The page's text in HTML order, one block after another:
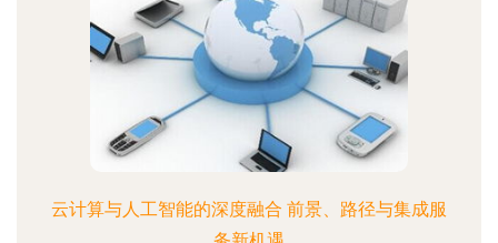
云计算与人工智能的深度融合 前景、路径与集成服